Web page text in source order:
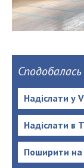
Сподобалась
Надіслати у
Надіслати в
Поширити на